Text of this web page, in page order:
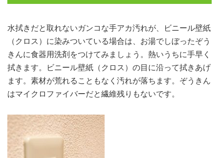
水拭きだと取れないガンコな手アカ汚れが、ビニール壁紙
（クロス）に染みついている場合は、お湯でしぼったぞう
きんに食器用洗剤をつけてみましょう。熱いうちに手早く
拭きます。ビニール壁紙（クロス）の目に沿って拭きあげ
ます。素材が荒れることもなく汚れが落ちます。ぞうきん
はマイクロファイバーだと繊維残りもないです。